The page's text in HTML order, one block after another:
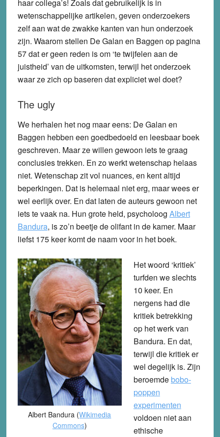
haar collega’s! Zoals dat gebruikelijk is in
wetenschappelijke artikelen, geven onderzoekers
zelf aan wat de zwakke kanten van hun onderzoek
zijn. Waarom stellen De Galan en Baggen op pagina
57 dat er geen reden is om ‘te twijfelen aan de
juistheid’ van de uitkomsten, terwijl het onderzoek
waar ze zich op baseren dat expliciet wel doet?
The ugly
We herhalen het nog maar eens: De Galan en
Baggen hebben een goedbedoeld en leesbaar boek
geschreven. Maar ze willen gewoon iets te graag
conclusies trekken. En zo werkt wetenschap helaas
niet. Wetenschap zit vol nuances, en kent altijd
beperkingen. Dat is helemaal niet erg, maar wees er
wel eerlijk over. En dat laten de auteurs gewoon net
iets te vaak na. Hun grote held, psycholoog Albert
Bandura, is zo’n beetje de olifant in de kamer. Maar
liefst 175 keer komt de naam voor in het boek.
Albert Bandura (Wikimedia
Commons)
Het woord ‘kritiek’
turfden we slechts
10 keer. En
nergens had die
kritiek betrekking
op het werk van
Bandura. En dat,
terwijl die kritiek er
wel degelijk is. Zijn
beroemde bobo-
poppen
experimenten
voldoen niet aan
ethische